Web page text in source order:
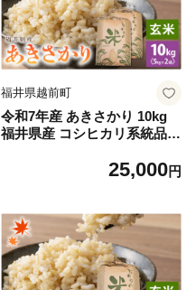
福井県越前町
令和7年産 あきさかり 10kg
福井県産 コシヒカリ系統品種
0キロ】 [e30-b012]25,000円